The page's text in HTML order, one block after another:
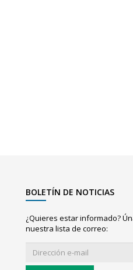
BOLETÍN DE NOTICIAS
¿Quieres estar informado?
nuestra lista de correo: